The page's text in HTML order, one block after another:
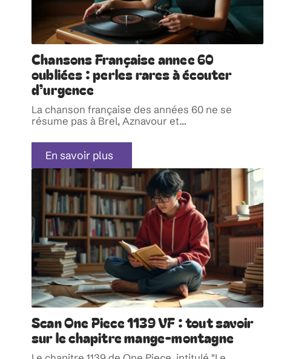
Chansons Française annee 60
oubliées : perles rares à écouter
d’urgence
La chanson française des années 60 ne se
résume pas à Brel, Aznavour et…
En savoir plus
Scan One Piece 1139 VF : tout savoir
sur le chapitre mange-montagne